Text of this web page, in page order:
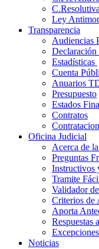
Ley
Transparencia
Audiencias
Declaración
Estadísticas
Cuenta
Anuarios
Presupuesto
Estados
Contratos
Oficina Judicial
Acerca de
Preguntas
Instructivos
Tramite
Validador
Criterios de
Aporta
Respuestas
Noticias